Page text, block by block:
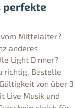
perfekte
vom Mittelalter?
anderes
Light Dinner?
richtig. Bestelle
von über 3
Live Musik und